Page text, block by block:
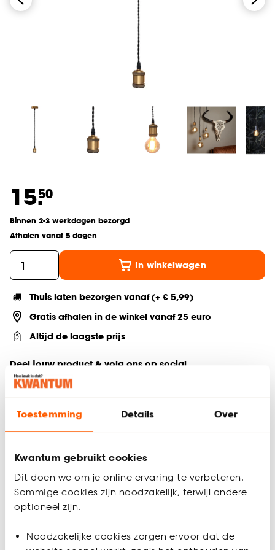
Toestemming Details Over
Kwantum gebruikt cookies
Dit doen we om je online ervaring te verbeteren.
Sommige cookies zijn noodzakelijk, terwijl andere
optioneel zijn.
Noodzakelijke cookies zorgen ervoor dat de
15.50
Binnen 2-3 werkdagen bezorgd
Afhalen vanaf 5 dagen
In winkelwagen
Thuis laten bezorgen vanaf (+ € 5,99)
Gratis afhalen in de winkel vanaf 25 euro
Altijd de laagste prijs
Deel jouw product & volg ons op social
Productomschrijving
lichtbron. Doorsnede: 9.7 cm. Hoogte: 150 cm. Kleur: brons.
Productspecificaties
Artikelnummer
EAN nummer 8714051119667